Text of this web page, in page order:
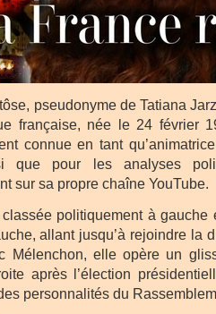
pseudonyme de Tatiana
française, née le 24 février
connue en tant
que pour les analyses
sur sa propre chaîne YouTube.
politiquement à
allant jusqu’à rejoindre la
Mélenchon, elle opère un
après l’élection
personnalités du